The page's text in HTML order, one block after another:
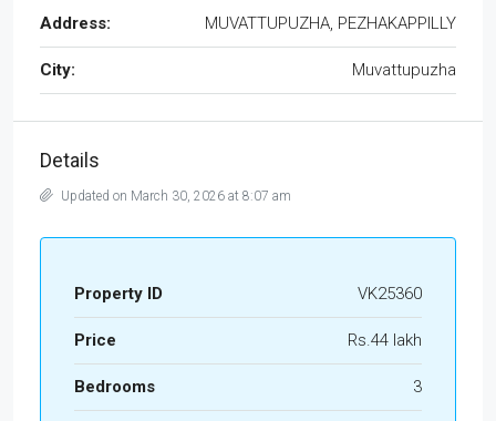
Address: MUVATTUPUZHA, PEZHAKAPPILLY
City: Muvattupuzha
Details
Updated on March 30, 2026 at 8:07 am
Property ID VK25360
Price Rs.44 lakh
Bedrooms 3